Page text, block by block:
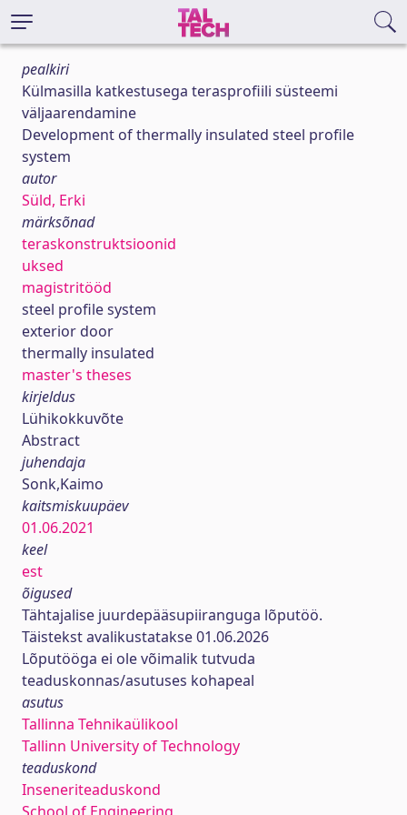
pealkiri
Külmasilla katkestusega terasprofiili süsteemi
väljaarendamine
Development of thermally insulated steel profile
system
autor
Süld, Erki
märksõnad
teraskonstruktsioonid
uksed
magistritööd
steel profile system
exterior door
thermally insulated
master's theses
kirjeldus
Lühikokkuvõte
Abstract
juhendaja
Sonk,Kaimo
kaitsmiskuupäev
01.06.2021
keel
est
õigused
Tähtajalise juurdepääsupiiranguga lõputöö.
Täistekst avalikustatakse 01.06.2026
Lõputööga ei ole võimalik tutvuda
teaduskonnas/asutuses kohapeal
asutus
Tallinna Tehnikaülikool
Tallinn University of Technology
teaduskond
Inseneriteaduskond